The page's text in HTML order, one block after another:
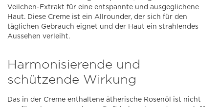
Veilchen-Extrakt für eine entspannte und ausgeglichene
Haut. Diese Creme ist ein Allrounder, der sich für den
täglichen Gebrauch eignet und der Haut ein strahlendes
Aussehen verleiht.
Harmonisierende und
schützende Wirkung
Das in der Creme enthaltene ätherische Rosenöl ist nicht